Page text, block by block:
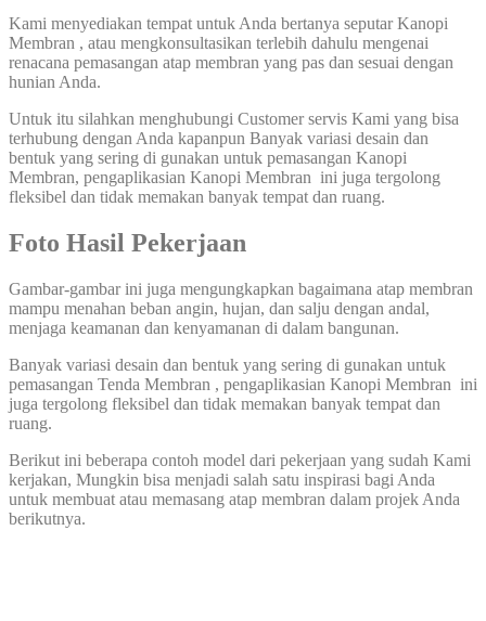
Kami menyediakan tempat untuk Anda bertanya seputar Kanopi
Membran , atau mengkonsultasikan terlebih dahulu mengenai
renacana pemasangan atap membran yang pas dan sesuai dengan
hunian Anda.
Untuk itu silahkan menghubungi Customer servis Kami yang bisa
terhubung dengan Anda kapanpun Banyak variasi desain dan
bentuk yang sering di gunakan untuk pemasangan Kanopi
Membran, pengaplikasian Kanopi Membran ini juga tergolong
fleksibel dan tidak memakan banyak tempat dan ruang.
Foto Hasil Pekerjaan
Gambar-gambar ini juga mengungkapkan bagaimana atap membran
mampu menahan beban angin, hujan, dan salju dengan andal,
menjaga keamanan dan kenyamanan di dalam bangunan.
Banyak variasi desain dan bentuk yang sering di gunakan untuk
pemasangan Tenda Membran , pengaplikasian Kanopi Membran ini
juga tergolong fleksibel dan tidak memakan banyak tempat dan
ruang.
Berikut ini beberapa contoh model dari pekerjaan yang sudah Kami
kerjakan, Mungkin bisa menjadi salah satu inspirasi bagi Anda
untuk membuat atau memasang atap membran dalam projek Anda
berikutnya.